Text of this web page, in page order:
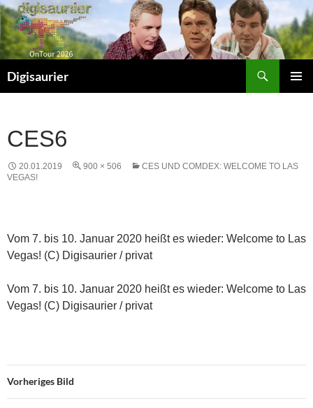
Zum
Inhalt
springen
Digisaurier
CES6
20.01.2019 900 × 506
CES UND COMDEX: WELCOME TO LAS
VEGAS!
Vom 7. bis 10. Januar 2020 heißt es wieder: Welcome to Las
Vegas! (C) Digisaurier / privat
Vom 7. bis 10. Januar 2020 heißt es wieder: Welcome to Las
Vegas! (C) Digisaurier / privat
Vorheriges Bild